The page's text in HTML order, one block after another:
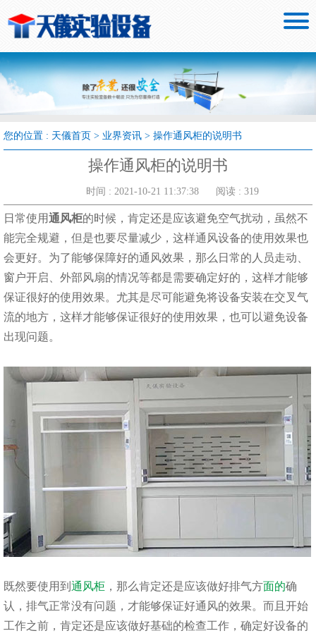

您的位置 : 天儀首页 > 业界资讯 > 操作通风柜的说明书
操作通风柜的说明书
时间 : 2021-10-21 11:37:38 阅读 : 319
日常使用通风柜的时候，肯定还是应该避免空气扰动，虽然不
能完全规避，但是也要尽量减少，这样通风设备的使用效果也
会更好。为了能够保障好的通风效果，那么日常的人员走动、
窗户开启、外部风扇的情况等都是需要确定好的，这样才能够
保证很好的使用效果。尤其是尽可能避免将设备安装在交叉气
流的地方，这样才能够保证很好的使用效果，也可以避免设备
出现问题。
既然要使用到 通风柜 ，那么肯定还是应该做好排气方面的确
认，排气正常没有问题，才能够保证好通风的效果。而且开始
工作之前，肯定还是应该做好基础的检查工作，确定好设备的